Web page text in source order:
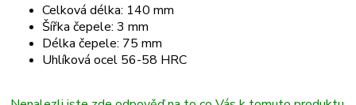
Celková délka: 140 mm
Šířka čepele: 3 mm
Délka čepele: 75 mm
Uhlíková ocel 56-58 HRC